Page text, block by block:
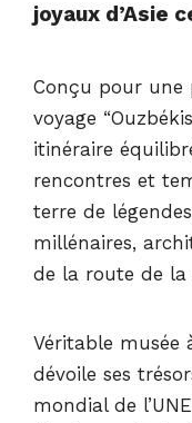
joyaux d’Asie
Conçu pour une
voyage
itinéraire
rencontres et
terre de
millénaires,
de la route de la
Véritable musée
dévoile ses
mondial de